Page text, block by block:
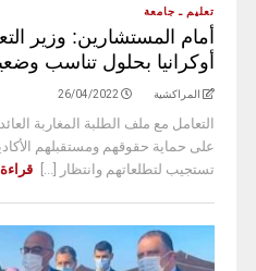
تعليم ـ جامعة
أمام المستشارين: وزير
أوكرانيا بحلول تناسب
المراكشية 26/04/2022
التعامل مع ملف الطلبة المغاربة
على حماية حقوقهم ومستقبلهم
تستجيب لتطلعاتهم وانتظار [...]